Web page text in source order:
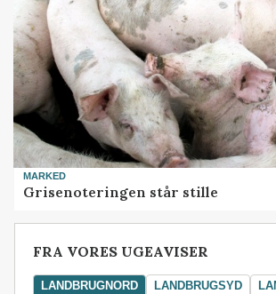
MARKED
Grisenoteringen står stille
FRA VORES UGEAVISER
LANDBRUGNORD LANDBRUGSYD